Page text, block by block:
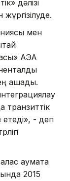
дәлізі
мен
АЭА
ашады.
транзиттік
- деп
аумақта
2015